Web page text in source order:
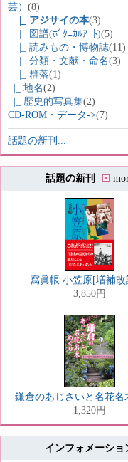
芸） (8)
|_ アジサイの本(3)
|_ 図譜(ﾎﾞﾀﾆｶﾙｱｰﾄ)(5)
|_ 読みもの・博物誌(11)
|_ 分類・文献・命名(3)
|_ 群落(1)
|_ 地名(2)
|_ 歴史的写真集(2)
CD-ROM・データ->(7)
話題の新刊...
話題の新刊
寫眞帳 小笠原[増補改
3,850円
鎌倉のあじさいと名花名
1,320円
インフォメーショ